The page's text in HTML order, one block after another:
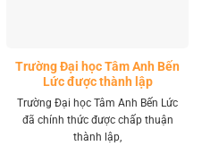
Trường Đại học Tâm Anh Bến
Lức được thành lập
Trường Đại học Tâm Anh Bến Lức
đã chính thức được chấp thuận
thành lập,